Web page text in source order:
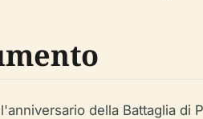
della Battaglia di